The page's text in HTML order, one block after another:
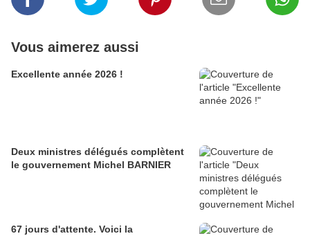
Vous aimerez aussi
Excellente année 2026 !
Deux ministres délégués complètent
le gouvernement Michel BARNIER
67 jours d'attente. Voici la